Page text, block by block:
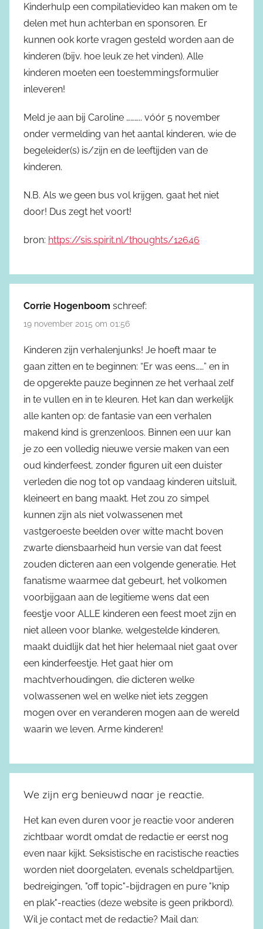
Kinderhulp een compilatievideo kan maken om te
delen met hun achterban en sponsoren. Er
kunnen ook korte vragen gesteld worden aan de
kinderen (bijv. hoe leuk ze het vinden). Alle
kinderen moeten een toestemmingsformulier
inleveren!
Meld je aan bij Caroline ……….. vóór 5 november
onder vermelding van het aantal kinderen, wie de
begeleider(s) is/zijn en de leeftijden van de
kinderen.
N.B. Als we geen bus vol krijgen, gaat het niet
door! Dus zegt het voort!
bron: https://sis.spirit.nl/thoughts/12646
Corrie Hogenboom schreef:
19 november 2015 om 01:56
Kinderen zijn verhalenjunks! Je hoeft maar te
gaan zitten en te beginnen: “Er was eens……” en in
de opgerekte pauze beginnen ze het verhaal zelf
in te vullen en in te kleuren. Het kan dan werkelijk
alle kanten op: de fantasie van een verhalen
makend kind is grenzenloos. Binnen een uur kan
je zo een volledig nieuwe versie maken van een
oud kinderfeest, zonder figuren uit een duister
verleden die nog tot op vandaag kinderen uitsluit,
kleineert en bang maakt. Het zou zo simpel
kunnen zijn als niet volwassenen met
vastgeroeste beelden over witte macht boven
zwarte diensbaarheid hun versie van dat feest
zouden dicteren aan een volgende generatie. Het
fanatisme waarmee dat gebeurt, het volkomen
voorbijgaan aan de legitieme wens dat een
feestje voor ALLE kinderen een feest moet zijn en
niet alleen voor blanke, welgestelde kinderen,
maakt duidlijk dat het hier helemaal niet gaat over
een kinderfeestje. Het gaat hier om
machtverhoudingen, die dicteren welke
volwassenen wel en welke niet iets zeggen
mogen over en veranderen mogen aan de wereld
waarin we leven. Arme kinderen!
We zijn erg benieuwd naar je reactie.
Het kan even duren voor je reactie voor anderen
zichtbaar wordt omdat de redactie er eerst nog
even naar kijkt. Seksistische en racistische reacties
worden niet doorgelaten, evenals scheldpartijen,
bedreigingen, "off topic"-bijdragen en pure "knip
en plak"-reacties (deze website is geen prikbord).
Wil je contact met de redactie? Mail dan: